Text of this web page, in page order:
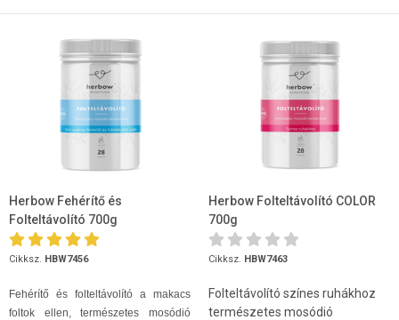
Herbow Fehérítő és
Folteltávolító 700g
Cikksz. HBW7456
Fehérítő és folteltávolító a makacs
foltok ellen, természetes mosódió
Herbow Folteltávolító COLOR
700g
Cikksz. HBW7463
Folteltávolító színes ruhákhoz
természetes mosódió